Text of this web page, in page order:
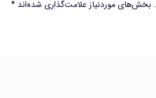
بخش‌های موردنیاز علامت‌گذاری شده‌اند *